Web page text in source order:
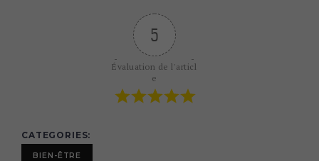
5
Évaluation de l'articl
e
CATEGORIES
BIEN-ÊTRE